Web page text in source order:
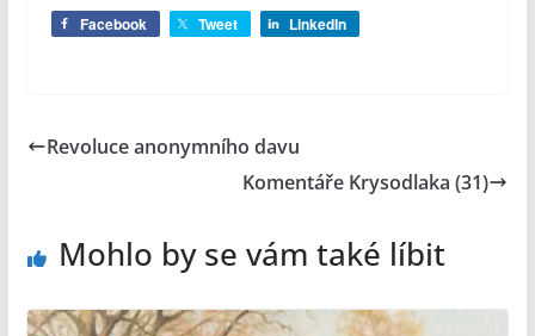
Facebook Tweet LinkedIn
Revoluce anonymního davu
Komentáře Krysodlaka (31)
Mohlo by se vám také líbit